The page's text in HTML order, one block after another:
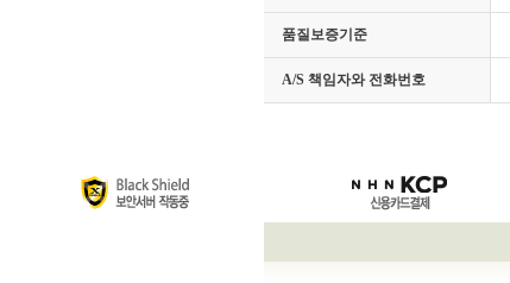
품질보증기준
A/S 책임자와 전화번호